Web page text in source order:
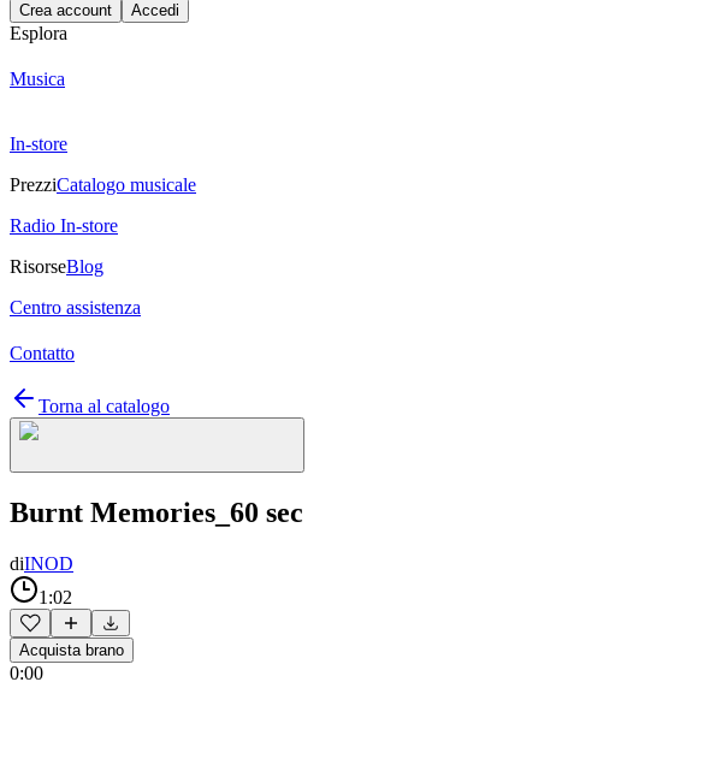
Crea account Accedi
Esplora
Musica
In-store
PrezziCatalogo musicale
Radio In-store
RisorseBlog
Centro assistenza
Contatto
Torna al catalogo
Burnt Memories_60 sec
diINOD
1:02
Acquista brano
0:00